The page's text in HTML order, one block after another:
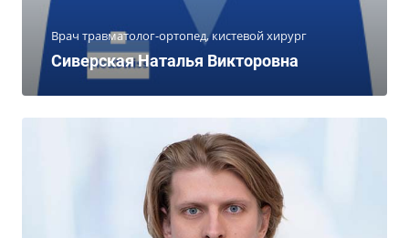
Врач травматолог-ортопед, кистевой хирург
Сиверская Наталья Викторовна